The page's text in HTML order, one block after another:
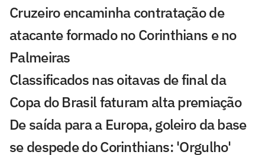
Cruzeiro encaminha contratação de
atacante formado no Corinthians e no
Palmeiras
Classificados nas oitavas de final da
Copa do Brasil faturam alta premiação
De saída para a Europa, goleiro da base
se despede do Corinthians: 'Orgulho'